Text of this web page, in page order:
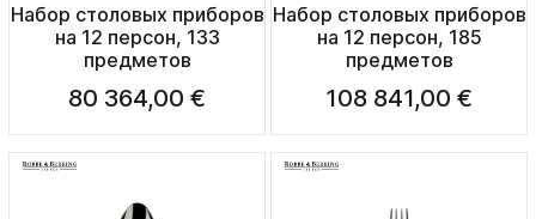
Набор столовых приборов
на 12 персон, 133
предметов
80 364,00 €
Набор столовых приборов
на 12 персон, 185
предметов
108 841,00 €